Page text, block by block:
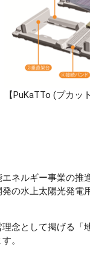
【PuKaTTo (プカット
ネルギー事業の推
発の水上太陽光発電
理念として掲げる
。